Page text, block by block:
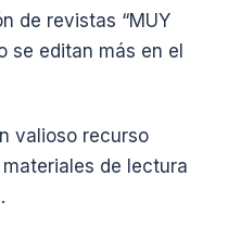
de revistas “MUY
se editan más en el
valioso recurso
de lectura